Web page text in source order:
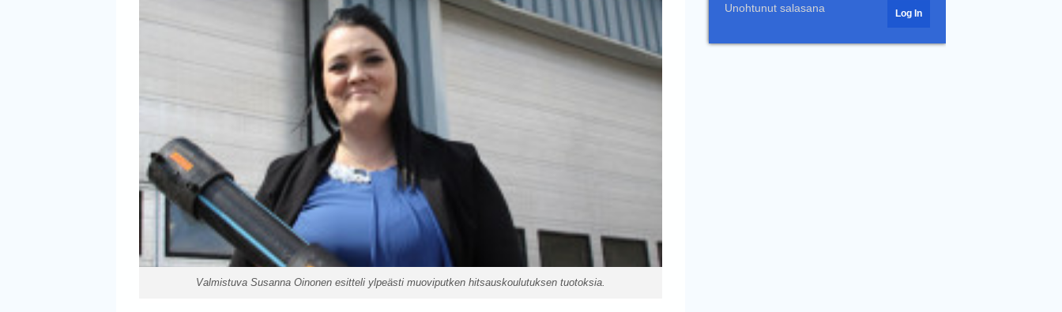
Valmistuva Susanna Oinonen esitteli ylpeästi muoviputken hitsauskoulutuksen tuotoksia.
Unohtunut salasana